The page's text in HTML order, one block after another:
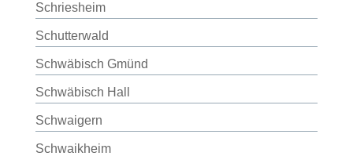
Schriesheim
Schutterwald
Schwäbisch Gmünd
Schwäbisch Hall
Schwaigern
Schwaikheim